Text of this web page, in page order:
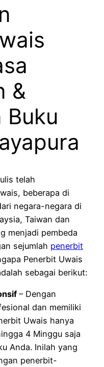
&
Buku
telah
beberapa di
negara-negara di
Taiwan dan
menjadi pembeda
sejumlah penerbit
Penerbit Uwais
sebagai berikut:
– Dengan
dan memiliki
Uwais hanya
4 Minggu saja
Anda. Inilah yang
penerbit-